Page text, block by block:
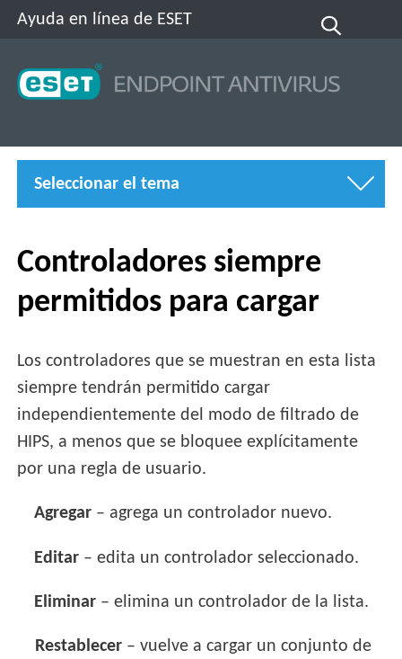
Ayuda en línea de ESET
Seleccionar el tema
Controladores siempre
permitidos para cargar
Los controladores que se muestran en esta lista
siempre tendrán permitido cargar
independientemente del modo de filtrado de
HIPS, a menos que se bloquee explícitamente
por una regla de usuario.
Agregar – agrega un controlador nuevo.
Editar – edita un controlador seleccionado.
Eliminar – elimina un controlador de la lista.
Restablecer – vuelve a cargar un conjunto de